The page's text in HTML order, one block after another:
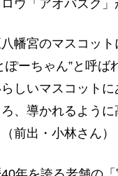
ウ「アオバズク」
八幡宮のマスコッ
ぽーちゃん”と呼ば
しいマスコット
、導かれるよう
前出・小林さん）